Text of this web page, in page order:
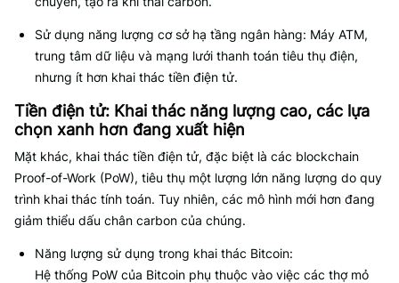
Sử dụng năng lượng cơ sở hạ tầng ngân hàng: Máy ATM,
trung tâm dữ liệu và mạng lưới thanh toán tiêu thụ điện,
nhưng ít hơn khai thác tiền điện tử.
Tiền điện tử: Khai thác năng lượng cao, các lựa
chọn xanh hơn đang xuất hiện
Mặt khác, khai thác tiền điện tử, đặc biệt là các blockchain
Proof-of-Work (PoW), tiêu thụ một lượng lớn năng lượng do quy
trình khai thác tính toán. Tuy nhiên, các mô hình mới hơn đang
giảm thiểu dấu chân carbon của chúng.
Năng lượng sử dụng trong khai thác Bitcoin:
Hệ thống PoW của Bitcoin phụ thuộc vào việc các thợ mỏ